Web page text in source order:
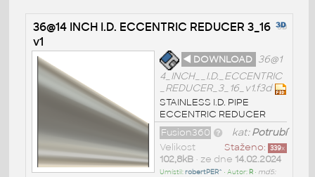
36@14 INCH I.D. ECCENTRIC REDUCER 3_16
v1
◄ DOWNLOAD 36@1
4_INCH__I.D._ECCENTRIC
_REDUCER_3_16_v1.f3d
STAINLESS I.D. PIPE
ECCENTRIC REDUCER
kat:Potrubí
Fusion360
Staženo: 339x
Velikost
102,8kB• ze dne 14.02.2024
Umístil:robertPER^ • Autor: R• md5: